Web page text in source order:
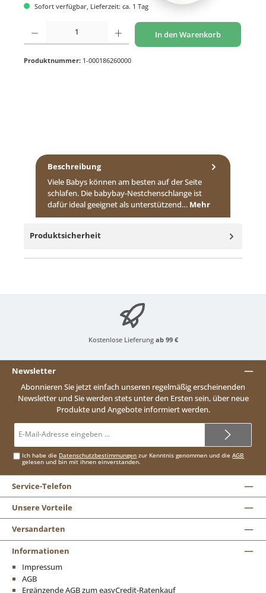
Sofort verfügbar, Lieferzeit: ca. 1 Tag
Produkt Anzahl: Gib den gewünschten Wert ein oder benutze die Schaltflächen um
In den Warenkorb
Produktnummer: 1-000186260000
Beschreibung
Viele Babys können am besten auf der Seite
schlafen. Die babybay-Nestchenschlange ist
dafür ideal geeignet als unterstützend… Mehr
Produktsicherheit
Kostenlose Lieferung ab 99 €
Newsletter
Abonnieren Sie jetzt einfach unseren regelmäßig erscheinenden
Newsletter und Sie werden stets unter den Ersten sein, über neue
Produkte und Angebote informiert werden.
Mail-
Ich habe die Datenschutzbestimmungen zur Kenntnis genommen und dieAGB
gelesen und bin mit ihnen einverstanden.
Service-Telefon
Unsere Vorteile
Versandarten
Informationen
Impressum
AGB
Ergänzende AGB zum easyCredit-Ratenkauf